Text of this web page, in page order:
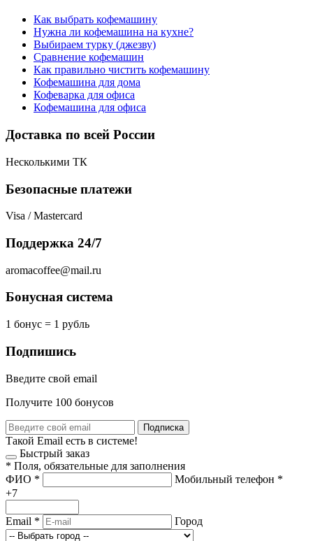
Как выбрать кофемашину
Нужна ли кофемашина на кухне?
Выбираем турку (джезву)
Сравнение кофемашин
Как правильно чистить кофемашину
Кофемашина для дома
Кофеварка для офиса
Кофемашина для офиса
Доставка по всей России
Несколькими ТК
Безопасные платежи
Visa / Mastercard
Поддержка 24/7
aromacoffee@mail.ru
Бонусная система
1 бонус = 1 рубль
Подпишись
Введите свой email
Получите 100 бонусов
Подписка
Такой Email есть в системе!
Быстрый заказ
* Поля, обязательные для заполнения
ФИО * Мобильный телефон *
+7
Email * Город